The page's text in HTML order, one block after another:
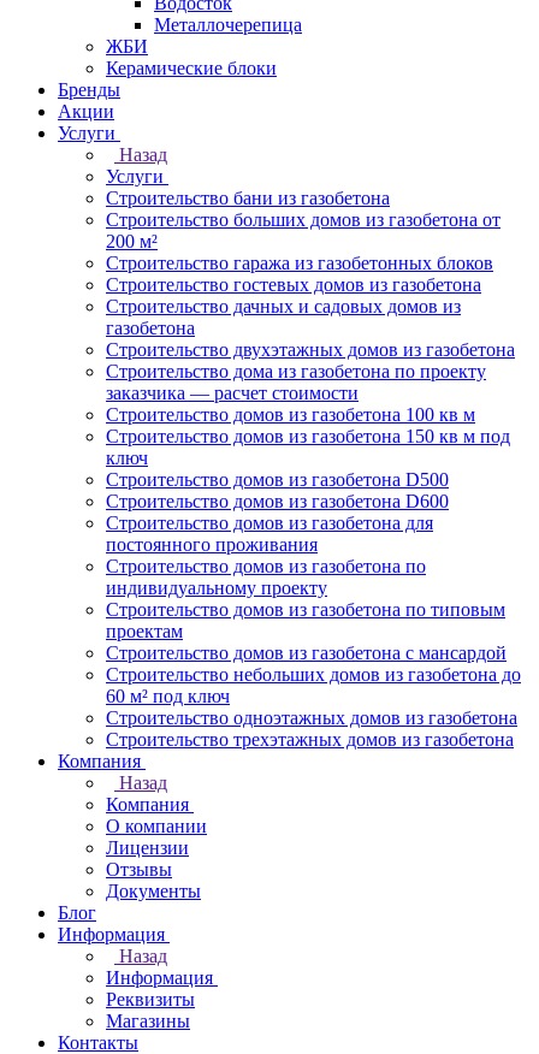
Металлочерепица
ЖБИ
Керамические блоки
Бренды
Акции
Услуги
Назад
Услуги
Строительство бани из газобетона
Строительство больших домов из газобетона от
200 м²
Строительство гаража из газобетонных блоков
Строительство гостевых домов из газобетона
Строительство дачных и садовых домов из
газобетона
Строительство двухэтажных домов из газобетона
Строительство дома из газобетона по проекту
заказчика — расчет стоимости
Строительство домов из газобетона 100 кв м
Строительство домов из газобетона 150 кв м под
ключ
Строительство домов из газобетона D500
Строительство домов из газобетона D600
Строительство домов из газобетона для
постоянного проживания
Строительство домов из газобетона по
индивидуальному проекту
Строительство домов из газобетона по типовым
проектам
Строительство домов из газобетона с мансардой
Строительство небольших домов из газобетона до
60 м² под ключ
Строительство одноэтажных домов из газобетона
Строительство трехэтажных домов из газобетона
Компания
Назад
Компания
О компании
Лицензии
Отзывы
Документы
Блог
Информация
Назад
Информация
Реквизиты
Магазины
Контакты